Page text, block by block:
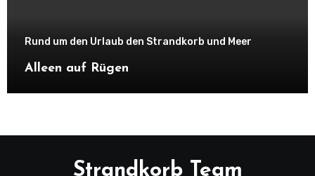
Rund um den Urlaub den Strandkorb und Meer
Alleen auf Rügen
Strandkorb Team